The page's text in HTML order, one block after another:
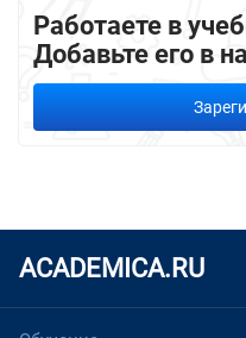
Работаете в
Добавьте его в
ACADEMICA.RU